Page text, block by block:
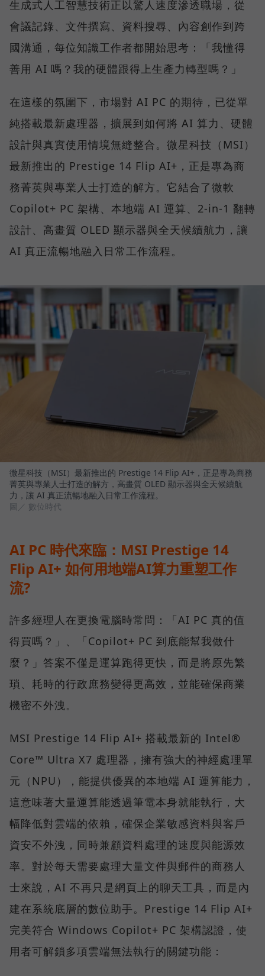
生成式人工智慧技術正以驚人速度滲透職場，從
會議記錄、文件撰寫、資料搜尋、內容創作到跨
國溝通，每位知識工作者都開始思考：「我懂得
善用 AI 嗎？我的硬體跟得上生產力轉型嗎？」
在這樣的氛圍下，市場對 AI PC 的期待，已從單
純搭載最新處理器，擴展到如何將 AI 算力、硬體
設計與真實使用情境無縫整合。微星科技（MSI）
最新推出的 Prestige 14 Flip AI+，正是專為商
務菁英與專業人士打造的解方。它結合了微軟
Copilot+ PC 架構、本地端 AI 運算、2-in-1 翻轉
設計、高畫質 OLED 顯示器與全天候續航力，讓
AI 真正流暢地融入日常工作流程。
微星科技（MSI）最新推出的 Prestige 14 Flip AI+，正是專為商務
菁英與專業人士打造的解方，高畫質 OLED 顯示器與全天候續航
力，讓 AI 真正流暢地融入日常工作流程。
圖／ 數位時代
AI PC 時代來臨：MSI Prestige 14
Flip AI+ 如何用地端AI算力重塑工作
流?
許多經理人在更換電腦時常問：「AI PC 真的值
得買嗎？」、「Copilot+ PC 到底能幫我做什
麼？」答案不僅是運算跑得更快，而是將原先繁
瑣、耗時的行政庶務變得更高效，並能確保商業
機密不外洩。
MSI Prestige 14 Flip AI+ 搭載最新的 Intel®
Core™ Ultra X7 處理器，擁有強大的神經處理單
元（NPU），能提供優異的本地端 AI 運算能力，
這意味著大量運算能透過筆電本身就能執行，大
幅降低對雲端的依賴，確保企業敏感資料與客戶
資安不外洩，同時兼顧資料處理的速度與能源效
率。對於每天需要處理大量文件與郵件的商務人
士來說，AI 不再只是網頁上的聊天工具，而是內
建在系統底層的數位助手。Prestige 14 Flip AI+
完美符合 Windows Copilot+ PC 架構認證，使
用者可解鎖多項雲端無法執行的關鍵功能：